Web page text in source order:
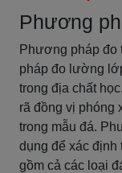
Phương
Phương pháp đo
pháp đo lường
trong địa chất
rã đồng vị phóng
trong mẫu đá.
dụng để xác định
gồm cả các loại